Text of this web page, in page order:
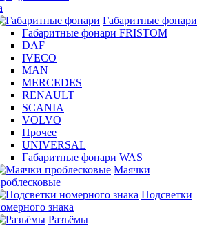
Габаритные фонари
Габаритные фонари FRISTOM
DAF
IVECO
MAN
MERCEDES
RENAULT
SCANIA
VOLVO
Прочее
UNIVERSAL
Габаритные фонари WAS
Маячки
Подсветки
знака
Разъёмы